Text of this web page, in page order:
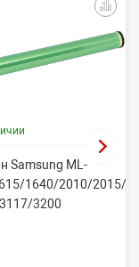
Samsung ML-
1640/2010/2015/
3200